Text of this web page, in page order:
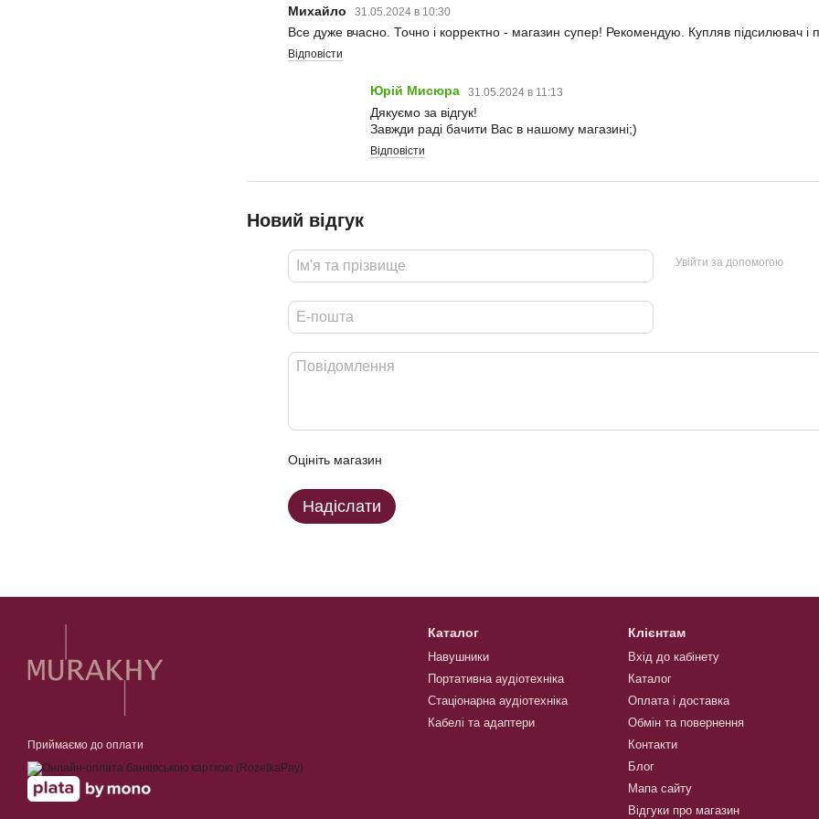
Михайло 31.05.2024 в 10:30
Все дуже вчасно. Точно і корректно - магазин супер! Рекомендую. Купляв підсилювач і
Відповісти
Юрій Мисюра 31.05.2024 в 11:13
Дякуємо за відгук!
Завжди раді бачити Вас в нашому магазині;)
Відповісти
Новий відгук
Увійти за допомогою
Оцініть магазин
Надіслати
Приймаємо до оплати
Каталог
Навушники
Портативна аудіотехніка
Стаціонарна аудіотехніка
Кабелі та адаптери
Клієнтам
Вхід до кабінету
Каталог
Оплата і доставка
Обмін та повернення
Контакти
Блог
Мапа сайту
Відгуки про магазин